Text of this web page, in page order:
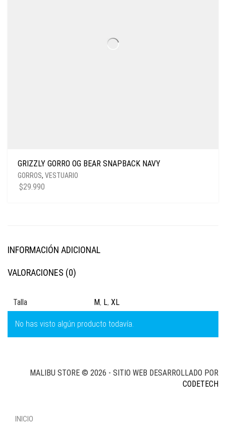
GRIZZLY GORRO OG BEAR SNAPBACK NAVY
GORROS, VESTUARIO
$29.990
INFORMACIÓN ADICIONAL
VALORACIONES (0)
Talla M, L, XL
No has visto algún producto todavía.
INICIO
MALIBU STORE © 2026 - SITIO WEB DESARROLLADO POR
CODETECH